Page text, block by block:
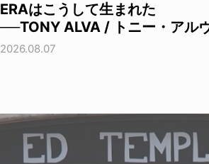
ERAはこうして生まれた
──TONY ALVA / トニー・アル
2026.08.07